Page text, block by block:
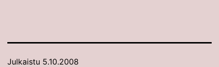
Julkaistu 5.10.2008